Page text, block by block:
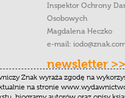
Inspektor Ochrony
Osobowych
Magdalena Heczko
e-mail:
newsletter >>
Znak wyraża zgodę na
na stronie